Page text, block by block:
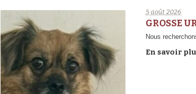
5 août 2026
GROSSE
Nous
En savoir